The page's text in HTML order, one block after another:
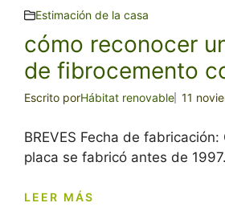
Estimación de la casa
cómo reconocer
de fibrocemento
Escrito porHábitat renovable 11
BREVES Fecha de
placa se fabricó antes de
LEER MÁS